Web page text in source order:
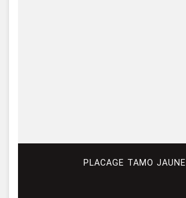
PLACAGE TAMO JAUNE